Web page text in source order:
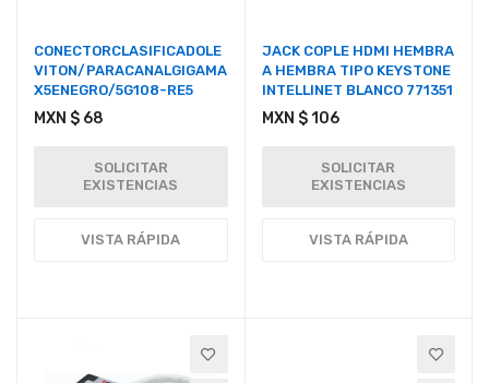
CONECTORCLASIFICADOLE
VITON/PARACANALGIGAMA
X5ENEGRO/5G108-RE5
MXN $ 68
SOLICITAR
EXISTENCIAS
VISTA RÁPIDA
JACK COPLE HDMI HEMBRA
A HEMBRA TIPO KEYSTONE
INTELLINET BLANCO 771351
MXN $ 106
SOLICITAR
EXISTENCIAS
VISTA RÁPIDA